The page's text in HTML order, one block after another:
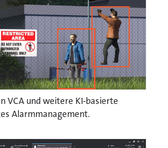
VCA und weitere KI-basierte
Alarmmanagement.